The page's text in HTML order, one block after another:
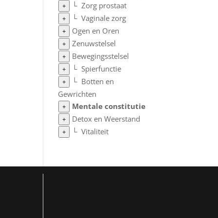
+ └Zorg prostaat
+ └Vaginale zorg
+ Ogen en Oren
+ Zenuwstelsel
+ Bewegingsstelsel
+ └Spierfunctie
+ └ Botten en
Gewrichten
+ Mentale constitutie
+ Detox en Weerstand
+ └Vitaliteit